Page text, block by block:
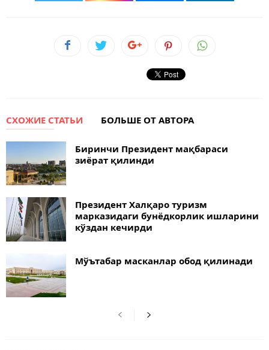
СХОЖИЕ СТАТЬИ БОЛЬШЕ ОТ АВТОРА
Биринчи Президент мақбараси
зиёрат қилинди
Президент Халқаро туризм
марказидаги бунёдкорлик ишларини
кўздан кечирди
Мўътабар масканлар обод қилинади